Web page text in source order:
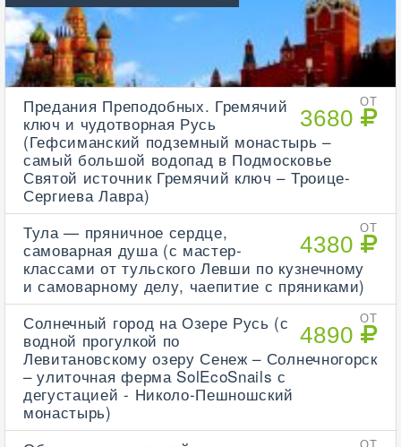
ОТ
3680
Предания Преподобных. Гремячий
ключ и чудотворная Русь
(Гефсиманский подземный монастырь –
самый большой водопад в Подмосковье
Святой источник Гремячий ключ – Троице-
Сергиева Лавра)
ОТ
4380
Тула — пряничное сердце,
самоварная душа (с мастер-
классами от тульского Левши по кузнечному
и самоварному делу, чаепитие с пряниками)
ОТ
4890
Солнечный город на Озере Русь (с
водной прогулкой по
Левитановскому озеру Сенеж – Солнечногорск
– улиточная ферма SolEcoSnails с
дегустацией - Николо-Пешношский
монастырь)